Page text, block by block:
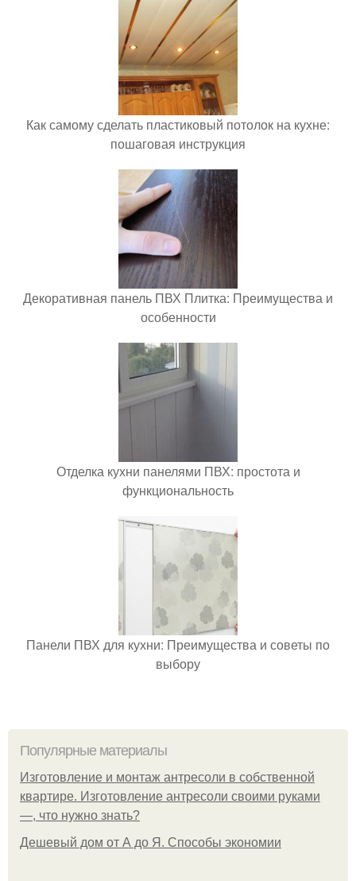
Как самому сделать пластиковый потолок на кухне:
пошаговая инструкция
Декоративная панель ПВХ Плитка: Преимущества и
особенности
Отделка кухни панелями ПВХ: простота и
функциональность
Панели ПВХ для кухни: Преимущества и советы по
выбору
Популярные материалы
Изготовление и монтаж антресоли в собственной
квартире. Изготовление антресоли своими руками
—, что нужно знать?
Дешевый дом от А до Я. Способы экономии